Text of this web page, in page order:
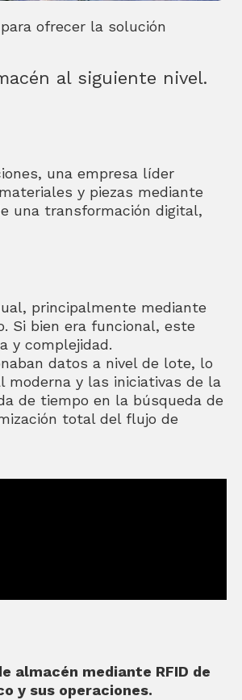
ofrecer la solución
al siguiente nivel.
una empresa líder
y piezas mediante
una transformación digital,
principalmente mediante
Si bien era funcional, este
y complejidad.
datos a nivel de lote, lo
moderna y las iniciativas de la
de tiempo en la búsqueda de
total del flujo de
almacén mediante RFID de
y sus operaciones.